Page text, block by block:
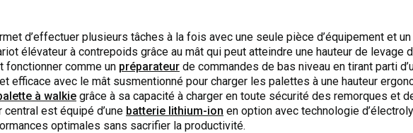
d’effectuer plusieurs tâches à la fois avec une seule pièce d’équipement et
élévateur à contrepoids grâce au mât qui peut atteindre une hauteur de levage
fonctionner comme un préparateur de commandes de bas niveau en tirant parti
efficace avec le mât susmentionné pour charger les palettes à une hauteur
à walkie grâce à sa capacité à charger en toute sécurité des remorques et
est équipé d’une batterie lithium-ion en option avec technologie
optimales sans sacrifier la productivité.